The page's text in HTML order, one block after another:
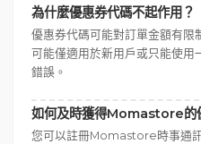
為什麼優惠券代碼不起作用？
優惠券代碼可能對訂單金額有限
可能僅適用於新用戶或只能使用
錯誤。
如何及時獲得Momastore的
您可以註冊Momastore時事通